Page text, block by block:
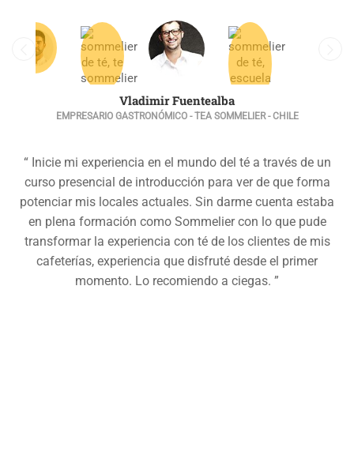
Vladimir Fuentealba
EMPRESARIO GASTRONÓMICO - TEA SOMMELIER - CHILE
“ Inicie mi experiencia en el mundo del té a través de un
curso presencial de introducción para ver de que forma
potenciar mis locales actuales. Sin darme cuenta estaba
en plena formación como Sommelier con lo que pude
transformar la experiencia con té de los clientes de mis
cafeterías, experiencia que disfruté desde el primer
momento. Lo recomiendo a ciegas. ”